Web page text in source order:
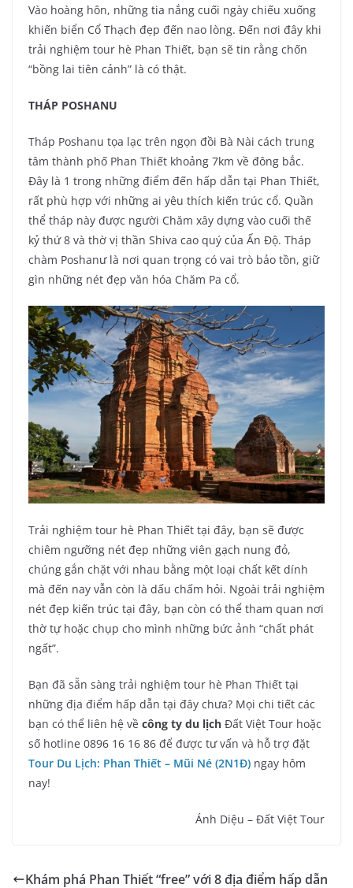
Vào hoàng hôn, những tia nắng cuối ngày chiếu xuống
khiến biển Cổ Thạch đẹp đến nao lòng. Đến nơi đây khi
trải nghiệm tour hè Phan Thiết, bạn sẽ tin rằng chốn
“bồng lai tiên cảnh” là có thật.
THÁP POSHANU
Tháp Poshanu tọa lạc trên ngọn đồi Bà Nài cách trung
tâm thành phố Phan Thiết khoảng 7km về đông bắc.
Đây là 1 trong những điểm đến hấp dẫn tại Phan Thiết,
rất phù hợp với những ai yêu thích kiến trúc cổ. Quần
thể tháp này được người Chăm xây dựng vào cuối thế
kỷ thứ 8 và thờ vị thần Shiva cao quý của Ấn Độ. Tháp
chàm Poshanư là nơi quan trọng có vai trò bảo tồn, giữ
gìn những nét đẹp văn hóa Chăm Pa cổ.
Trải nghiệm tour hè Phan Thiết tại đây, bạn sẽ được
chiêm ngưỡng nét đẹp những viên gạch nung đỏ,
chúng gắn chặt với nhau bằng một loại chất kết dính
mà đến nay vẫn còn là dấu chấm hỏi. Ngoài trải nghiệm
nét đẹp kiến trúc tại đây, bạn còn có thể tham quan nơi
thờ tự hoặc chụp cho mình những bức ảnh “chất phát
ngất”.
Bạn đã sẵn sàng trải nghiệm tour hè Phan Thiết tại
những địa điểm hấp dẫn tại đây chưa? Mọi chi tiết các
bạn có thể liên hệ về công ty du lịch Đất Việt Tour hoặc
số hotline 0896 16 16 86 để được tư vấn và hỗ trợ đặt
Tour Du Lịch: Phan Thiết – Mũi Né (2N1Đ) ngay hôm
nay!
Ánh Diệu – Đất Việt Tour
Khám phá Phan Thiết “free” với 8 địa điểm hấp dẫn